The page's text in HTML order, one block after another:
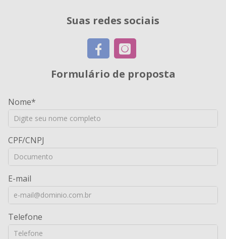
Suas redes sociais
Formulário de proposta
Nome
CPF/CNPJ
E-mail
Telefone